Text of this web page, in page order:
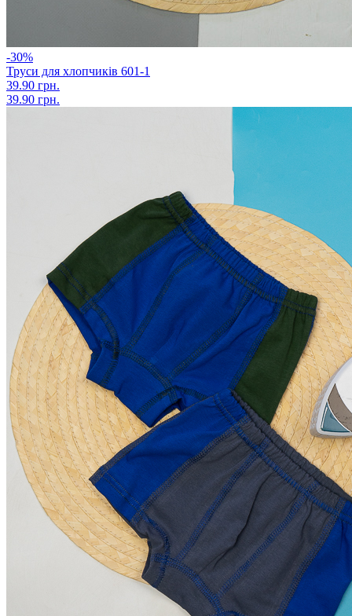
-30%
Труси для хлопчиків 601-1
39.90 грн.
39.90 грн.